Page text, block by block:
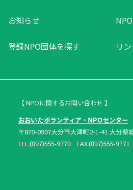
お知らせ
登録NPO団体を探す リ
【 NPOに関するお問い合わせ 】
おおいたボランティア・NPOセンター
〒870-0907大分市大津町2-1-41 大分県
TEL:(097)555-9770 FAX:(097)555-9771